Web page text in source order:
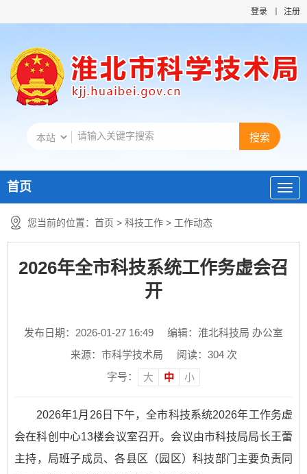
登录 注册
首页
您当前的位置： 首页 > 科技工作 > 工作动态
2026年全市科技系统工作务虚会召
开
发布日期：2026-01-27 16:49
编辑：淮北科技局 办公室
来源：市科学技术局
阅读： 304次
字号：
大 中 小
2026年1月26日下午，全市科技系统2026年工作务虚
会在科创中心13楼会议室召开。会议由市科技局局长王蕾
主持，局班子成员、各县区（园区）科技部门主要负责同